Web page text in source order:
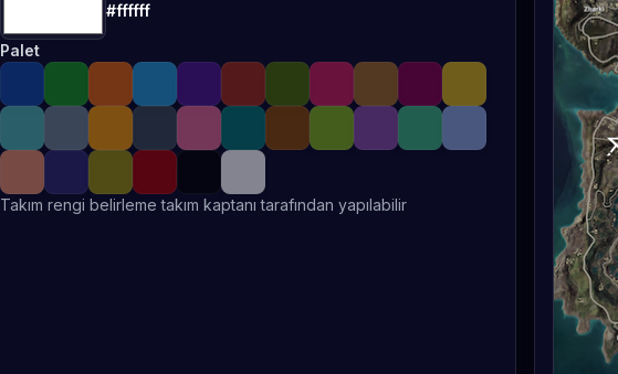
#ffffff
Palet
Takım rengi belirleme takım kaptanı tarafından yapılabilir